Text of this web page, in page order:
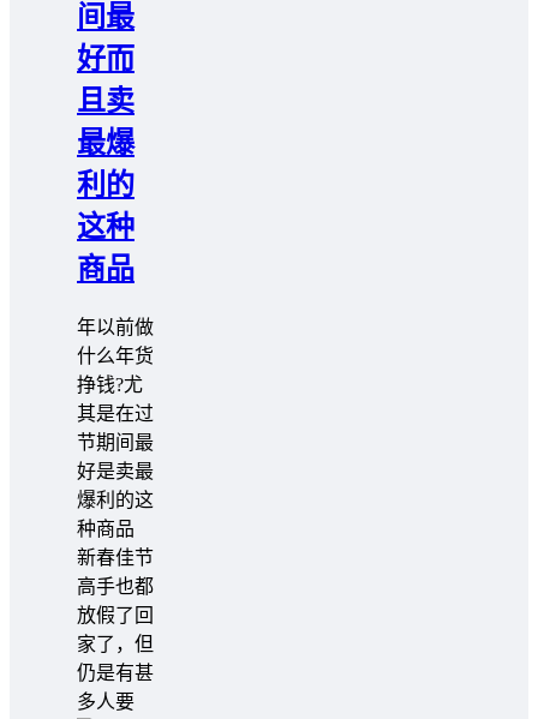
间最
好而
且卖
最爆
利的
这种
商品
年以前做
什么年货
挣钱?尤
其是在过
节期间最
好是卖最
爆利的这
种商品
新春佳节
高手也都
放假了回
家了，但
仍是有甚
多人要